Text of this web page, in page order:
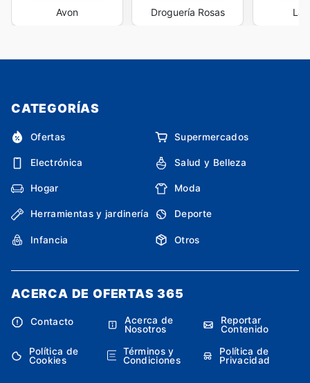
Avon Droguería Rosas La
CATEGORÍAS
Ofertas Supermercados
Electrónica Salud y Belleza
Hogar Moda
Herramientas y jardinería Deporte
Infancia Otros
ACERCA DE OFERTAS 365
Contacto
Acerca de
Nosotros
Reportar
Contenido
Política de
Cookies
Términos y
Condiciones
Política de
Privacidad